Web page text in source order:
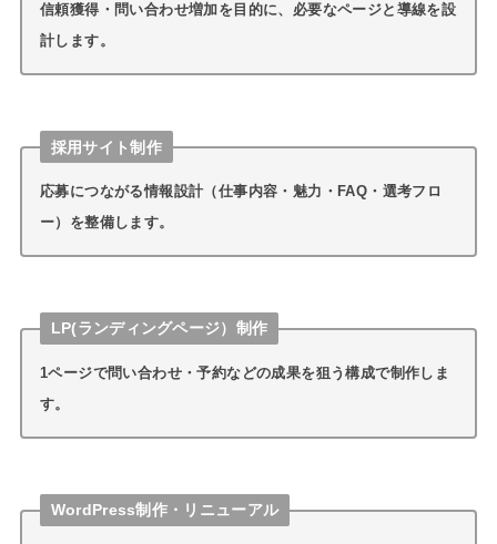
信頼獲得・問い合わせ増加を目的に、必要なページと導線を設
計します。
採用サイト制作
応募につながる情報設計（仕事内容・魅力・FAQ・選考フロ
ー）を整備します。
LP(ランディングページ）制作
1ページで問い合わせ・予約などの成果を狙う構成で制作しま
す。
WordPress制作・リニューアル